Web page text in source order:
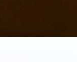
السادة